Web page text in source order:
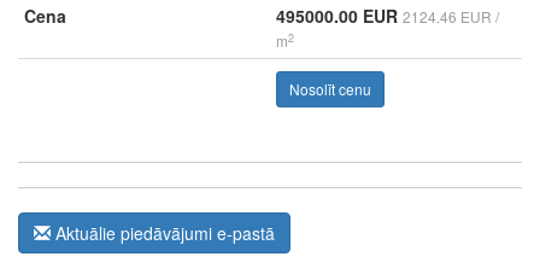
Cena
495000.00 EUR 2124.46 EUR /
m2
Nosolīt cenu
Aktuālie piedāvājumi e-pastā